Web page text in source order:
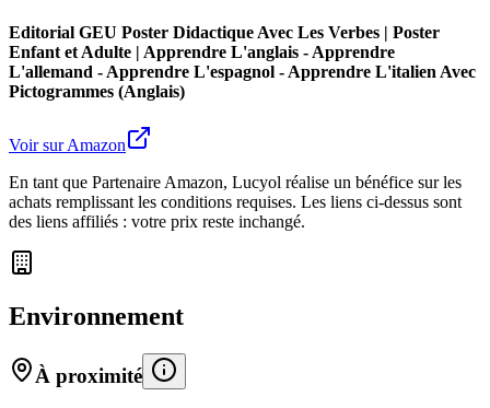
Editorial GEU Poster Didactique Avec Les Verbes | Poster
Enfant et Adulte | Apprendre L'anglais - Apprendre
L'allemand - Apprendre L'espagnol - Apprendre L'italien Avec
Pictogrammes (Anglais)
Voir sur Amazon
En tant que Partenaire Amazon, Lucyol réalise un bénéfice sur les
achats remplissant les conditions requises. Les liens ci-dessus sont
des liens affiliés : votre prix reste inchangé.
Environnement
À proximité